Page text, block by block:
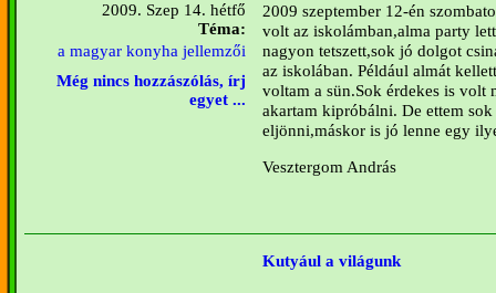
2009. Szep 14. hétfő
Téma:
a magyar konyha jellemzői
Még nincs hozzászólás, írj
egyet ...
2009 szeptember 12-én
volt az iskolámban,alma party
nagyon tetszett,sok jó dolgot
az iskolában. Például almát
voltam a sün.Sok érdekes is volt
akartam kipróbálni. De ettem
eljönni,máskor is jó lenne egy
Vesztergom András
Kutyául a világunk